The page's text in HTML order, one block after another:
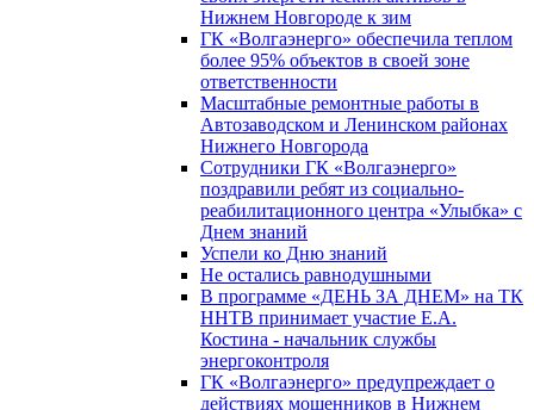
Нижнем Новгороде к зим
ГК «Волгаэнерго» обеспечила теплом
более 95% объектов в своей зоне
ответственности
Масштабные ремонтные работы в
Автозаводском и Ленинском районах
Нижнего Новгорода
Сотрудники ГК «Волгаэнерго»
поздравили ребят из социально-
реабилитационного центра «Улыбка» с
Днем знаний
Успели ко Дню знаний
Не остались равнодушными
В программе «ДЕНЬ ЗА ДНЕМ» на ТК
ННТВ принимает участие Е.А.
Костина - начальник службы
энергоконтроля
ГК «Волгаэнерго» предупреждает о
действиях мошенников в Нижнем